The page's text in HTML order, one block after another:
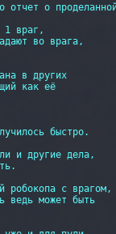
отчет о
1 враг,
во врага,
в других
как её
быстро.
и другие дела,
робокопа с врагом,
ведь может быть